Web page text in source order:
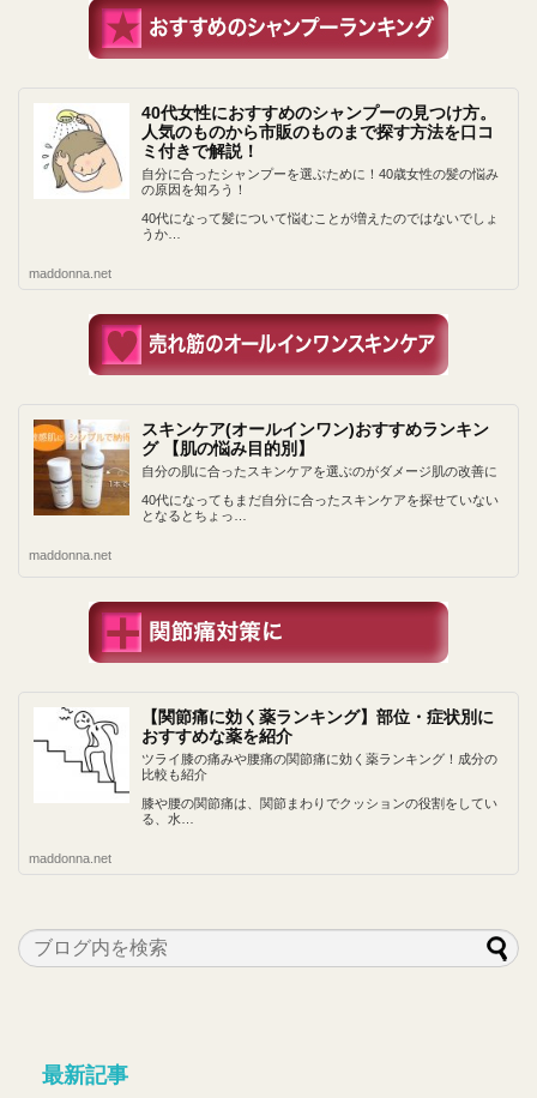
40代女性におすすめのシャンプーの見つけ方。
人気のものから市販のものまで探す方法を口コ
ミ付きで解説！
自分に合ったシャンプーを選ぶために！40歳女性の髪の悩み
の原因を知ろう！
40代になって髪について悩むことが増えたのではないでしょ
うか…
maddonna.net
スキンケア(オールインワン)おすすめランキン
グ 【肌の悩み目的別】
自分の肌に合ったスキンケアを選ぶのがダメージ肌の改善に
40代になってもまだ自分に合ったスキンケアを探せていない
となるとちょっ…
maddonna.net
【関節痛に効く薬ランキング】部位・症状別に
おすすめな薬を紹介
ツライ膝の痛みや腰痛の関節痛に効く薬ランキング！成分の
比較も紹介
膝や腰の関節痛は、関節まわりでクッションの役割をしてい
る、水…
maddonna.net
最新記事